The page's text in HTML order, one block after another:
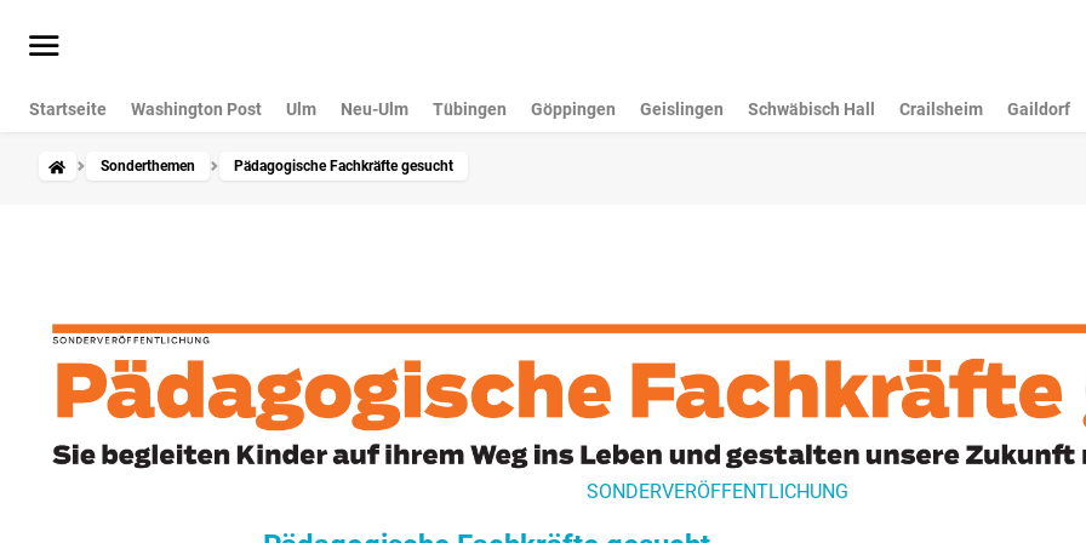
Startseite Washington Post Ulm Neu-Ulm Tübingen Göppingen Geislingen Schwäbisch Hall Crailsheim Gaildorf
Sonderthemen Pädagogische Fachkräfte gesucht
SONDERVERÖFFENTLICHUNG